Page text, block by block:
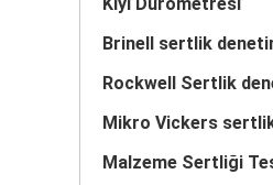
Brinell sertlik
Rockwell Sertlik
Malzeme Sertliği